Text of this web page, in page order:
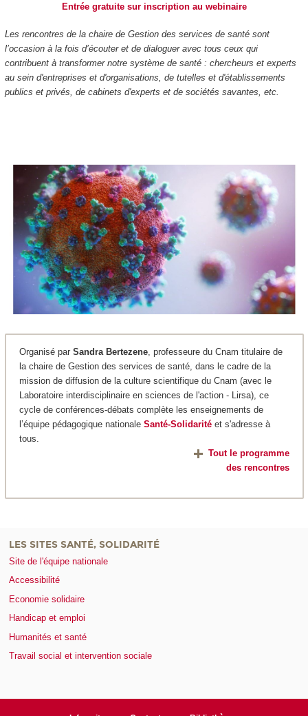
Entrée gratuite sur inscription au webinaire
Les rencontres de la chaire de Gestion des services de santé sont
l’occasion à la fois d’écouter et de dialoguer avec tous ceux qui
contribuent à transformer notre système de santé : chercheurs et experts
au sein d'entreprises et d'organisations, de tutelles et d'établissements
publics et privés, de cabinets d'experts et de sociétés savantes, etc.
Organisé par Sandra Bertezene, professeure du Cnam titulaire de
la chaire de Gestion des services de santé, dans le cadre de la
mission de diffusion de la culture scientifique du Cnam (avec le
Laboratoire interdisciplinaire en sciences de l'action - Lirsa), ce
cycle de conférences-débats complète les enseignements de
l’équipe pédagogique nationale Santé-Solidaritéet s'adresse à
tous.
Tout le programme
des rencontres
LES SITES SANTÉ, SOLIDARITÉ
Site de l'équipe nationale
Accessibilité
Economie solidaire
Handicap et emploi
Humanités et santé
Travail social et intervention sociale